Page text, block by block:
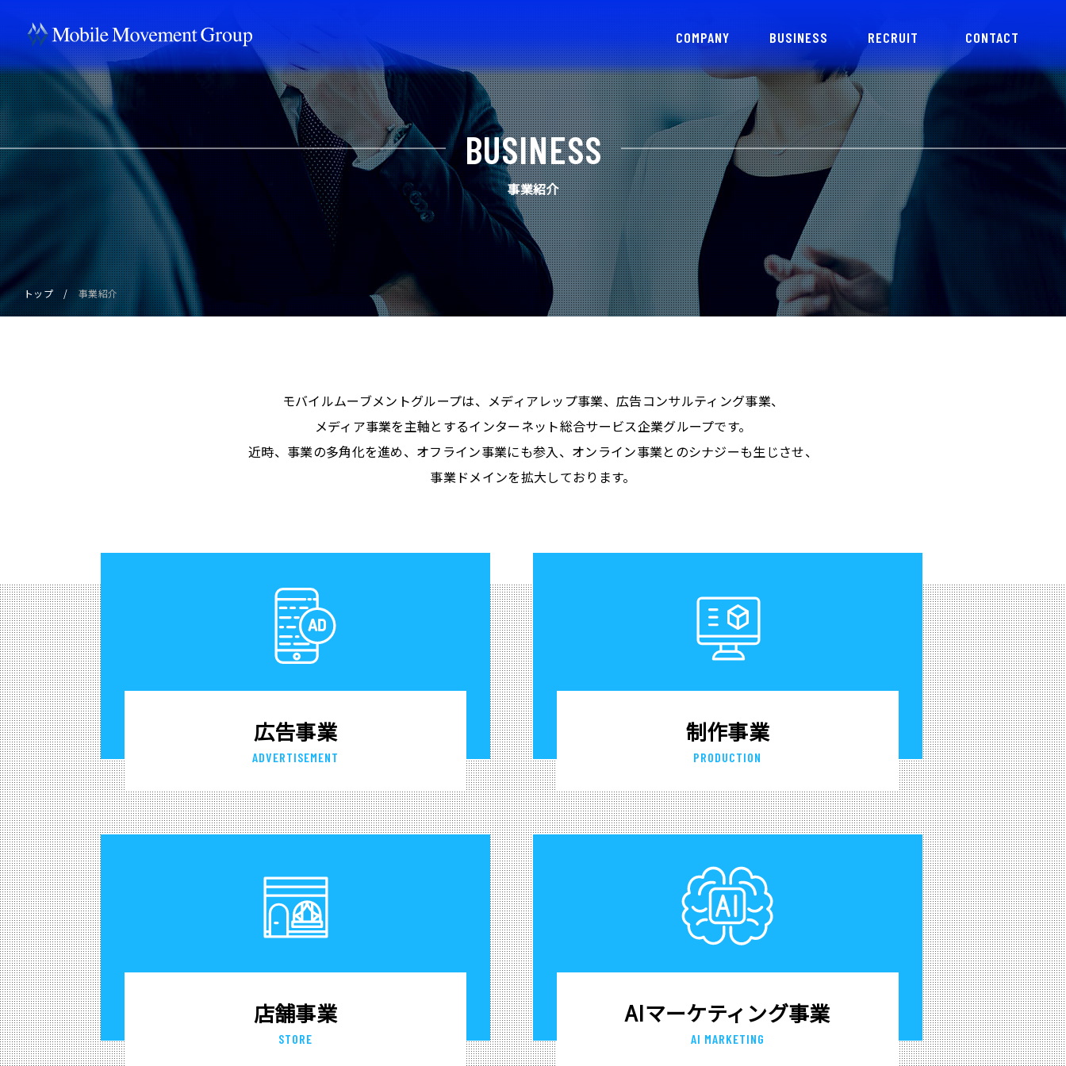
COMPANY
会社情報
BUSINESS
事業紹介
RECRUIT
採用情報
CONTACT
お問い合わせ
BUSINESS
事業紹介
トップ 事業紹介
モバイルムーブメントグループは、 メディアレップ事業、広告コンサルティング事業、
メディア事業を主軸とするインターネット総合サービス企業グループです。
近時、事業の多角化を進め、オフライン事業にも参入、オンライン事業とのシナジーも生じさせ、
事業ドメインを拡大しております。
広告事業
ADVERTISEMENT
制作事業
PRODUCTION
店舗事業
STORE
AIマーケティング事業
AI MARKETING